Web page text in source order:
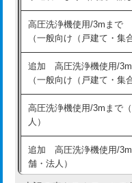
追加人工
廃棄・処分
※給水管工事は20mmま
持込商品取付（混合水栓
持込商品取付（浄水器・
業）
排水管工事（追加 排水
高圧洗浄機使用/3mまで
（一般向け（戸建て・集
追加 高圧洗浄機使用/3m
（一般向け（戸建て・集
高圧洗浄機使用/3mまで
人）
追加 高圧洗浄機使用/
舗・法人）